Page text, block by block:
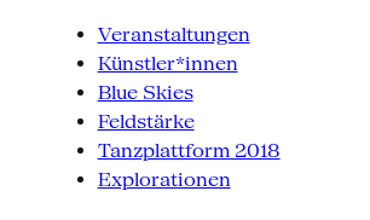
Veranstaltungen
Künstler*innen
Blue Skies
Feldstärke
Tanzplattform 2018
Explorationen